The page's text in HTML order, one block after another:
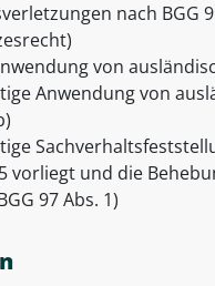
nach BGG
von
Anwendung von
vorliegt und die
97 Abs. 1)